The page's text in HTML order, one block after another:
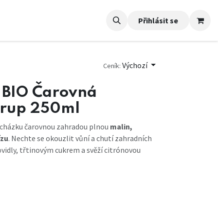
Přihlásit se
Ceník: Výchozí
Čarovná
250ml
čarovnou zahradou plnou malin,
. Nechte se okouzlit vůní a chutí zahradních
třtinovým cukrem a svěží citrónovou